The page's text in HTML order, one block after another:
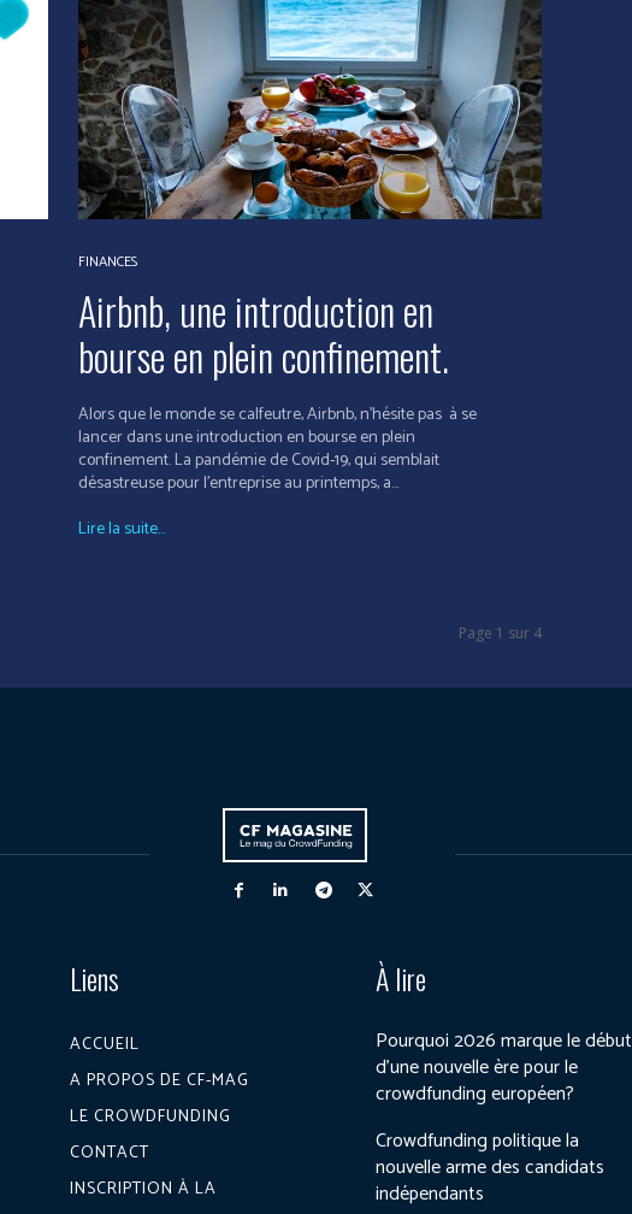
FINANCES
Airbnb, une introduction en
bourse en plein confinement.
Alors que le monde se calfeutre, Airbnb, n’hésite pas à se
lancer dans une introduction en bourse en plein
confinement. La pandémie de Covid-19, qui semblait
désastreuse pour l'entreprise au printemps, a...
Lire la suite...
Page 1 sur 4
Liens
ACCUEIL
A PROPOS DE CF-MAG
LE CROWDFUNDING
CONTACT
INSCRIPTION À LA
À lire
Pourquoi 2026 marque le début
d’une nouvelle ère pour le
crowdfunding européen?
Crowdfunding politique la
nouvelle arme des candidats
indépendants